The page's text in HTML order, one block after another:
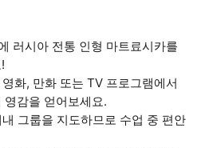
러시아 전통 인형 마트료시카를
화, 만화 또는 TV 프로그램에서
감을 얻어보세요.
그룹을 지도하므로 수업 중 편안